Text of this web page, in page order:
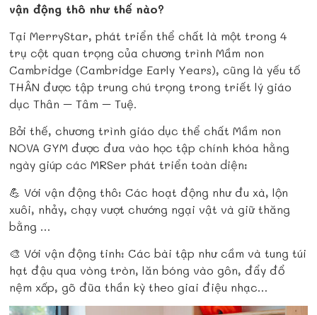
vận động thô như thế nào?
Tại MerryStar, phát triển thể chất là một trong 4
trụ cột quan trọng của chương trình Mầm non
Cambridge (Cambridge Early Years), cũng là yếu tố
THÂN được tập trung chú trọng trong triết lý giáo
dục Thân – Tâm – Tuệ.
Bởi thế, chương trình giáo dục thể chất Mầm non
NOVA GYM được đưa vào học tập chính khóa hằng
ngày giúp các MRSer phát triển toàn diện:
💪 Với vận động thô: Các hoạt động như đu xà, lộn
xuôi, nhảy, chạy vượt chướng ngại vật và giữ thăng
bằng …
🎨 Với vận động tinh: Các bài tập như cầm và tung túi
hạt đậu qua vòng tròn, lăn bóng vào gôn, đẩy đổ
nệm xốp, gõ đũa thần kỳ theo giai điệu nhạc…